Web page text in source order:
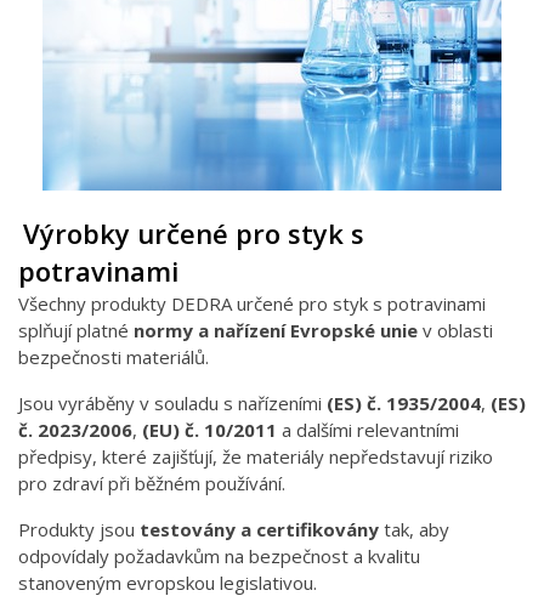
Výrobky určené pro styk s
potravinami
Všechny produkty DEDRA určené pro styk s potravinami
splňují platné normy a nařízení Evropské unie v oblasti
bezpečnosti materiálů.
Jsou vyráběny v souladu s nařízeními (ES) č. 1935/2004, (ES)
č. 2023/2006, (EU) č. 10/2011 a dalšími relevantními
předpisy, které zajišťují, že materiály nepředstavují riziko
pro zdraví při běžném používání.
Produkty jsou testovány a certifikovány tak, aby
odpovídaly požadavkům na bezpečnost a kvalitu
stanoveným evropskou legislativou.